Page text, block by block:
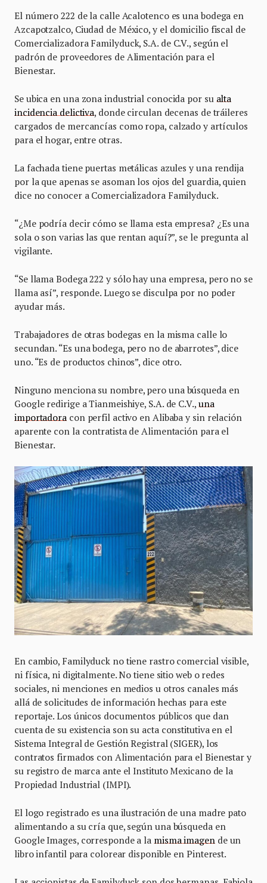
El número 222 de la calle Acalotenco es una bodega en
Azcapotzalco, Ciudad de México, y el domicilio fiscal de
Comercializadora Familyduck, S.A. de C.V., según el
padrón de proveedores de Alimentación para el
Bienestar.
Se ubica en una zona industrial conocida por su alta
incidencia delictiva, donde circulan decenas de tráileres
cargados de mercancías como ropa, calzado y artículos
para el hogar, entre otras.
La fachada tiene puertas metálicas azules y una rendija
por la que apenas se asoman los ojos del guardia, quien
dice no conocer a Comercializadora Familyduck.
“¿Me podría decir cómo se llama esta empresa? ¿Es una
sola o son varias las que rentan aquí?”, se le pregunta al
vigilante.
“Se llama Bodega 222 y sólo hay una empresa, pero no se
llama así”, responde. Luego se disculpa por no poder
ayudar más.
Trabajadores de otras bodegas en la misma calle lo
secundan. “Es una bodega, pero no de abarrotes”, dice
uno. “Es de productos chinos”, dice otro.
Ninguno menciona su nombre, pero una búsqueda en
Google redirige a Tianmeishiye, S.A. de C.V., una
importadoracon perfil activo en Alibaba y sin relación
aparente con la contratista de Alimentación para el
Bienestar.
En cambio, Familyduck no tiene rastro comercial visible,
ni física, ni digitalmente. No tiene sitio web o redes
sociales, ni menciones en medios u otros canales más
allá de solicitudes de información hechas para este
reportaje. Los únicos documentos públicos que dan
cuenta de su existencia son su acta constitutiva en el
Sistema Integral de Gestión Registral (SIGER), los
contratos firmados con Alimentación para el Bienestar y
su registro de marca ante el Instituto Mexicano de la
Propiedad Industrial (IMPI).
El logo registrado es una ilustración de una madre pato
alimentando a su cría que, según una búsqueda en
Google Images, corresponde a lamisma imagende un
libro infantil para colorear disponible en Pinterest.